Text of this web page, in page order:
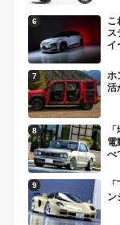
こ
ス
イ
ホ
活
電
べ
ン